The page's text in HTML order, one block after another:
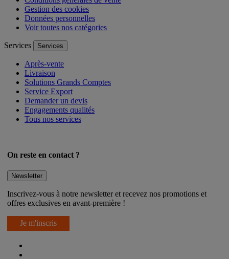
Gestion des cookies
Données personnelles
Voir toutes nos catégories
Services Services
Après-vente
Livraison
Solutions Grands Comptes
Service Export
Demander un devis
Engagements qualités
Tous nos services
On reste en contact ?
Newsletter
Inscrivez-vous à notre newsletter et recevez nos promotions et
offres exclusives en avant-première !
Je m'inscris